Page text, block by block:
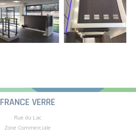
FRANCE VERRE
Rue du Lac
Zone Commerciale